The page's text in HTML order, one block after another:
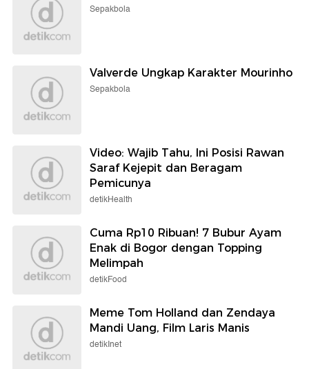
Sepakbola
Valverde Ungkap Karakter Mourinho
Sepakbola
Video: Wajib Tahu, Ini Posisi Rawan
Saraf Kejepit dan Beragam
Pemicunya
detikHealth
Cuma Rp10 Ribuan! 7 Bubur Ayam
Enak di Bogor dengan Topping
Melimpah
detikFood
Meme Tom Holland dan Zendaya
Mandi Uang, Film Laris Manis
detikInet